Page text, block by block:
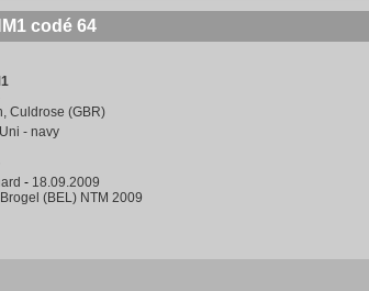
codé 64
Culdrose (GBR)
- navy
- 18.09.2009
(BEL) NTM 2009